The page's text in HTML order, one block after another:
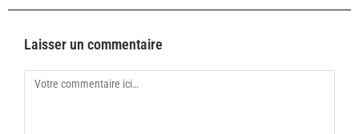
Laisser un commentaire